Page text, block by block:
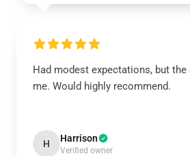
Had modest expectations, but
me. Would highly recommend.
H Harrison
Verified owner